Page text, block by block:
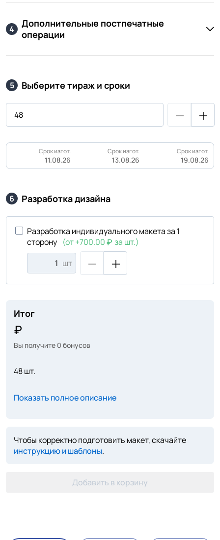
4
Дополнительные постпечатные
операции
5 Выберите тираж и сроки
Срок изгот.
11.08.26
Срок изгот.
13.08.26
Срок изгот.
19.08.26
6 Разработка дизайна
Разработка индивидуального макета за 1
сторону (от +700.00
за шт.)
шт
Итог
Вы получите 0 бонусов
48 шт.
Показать полное описание
Чтобы корректно подготовить макет, скачайте
инструкцию и шаблоны.
Добавить в корзину